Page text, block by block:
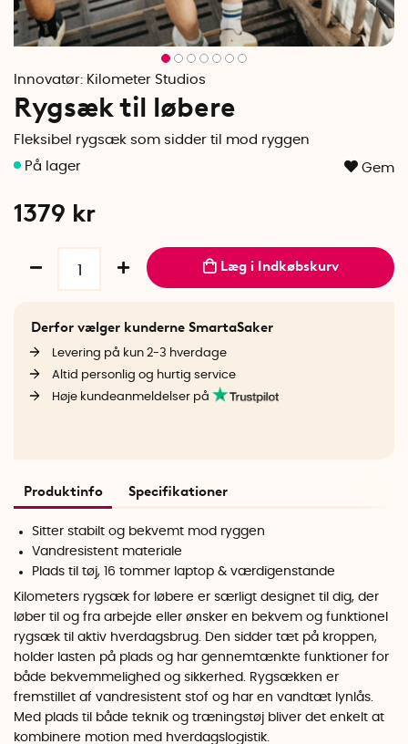
Innovatør: Kilometer Studios
Rygsæk til løbere
Fleksibel rygsæk som sidder til mod ryggen
Gem
1379 kr
Læg i Indkøbskurv
Derfor vælger kunderne SmartaSaker
Levering på kun 2-3 hverdage
Altid personlig og hurtig service
Høje kundeanmeldelser på
Produktinfo Specifikationer
Sitter stabilt og bekvemt mod ryggen
Vandresistent materiale
Plads til tøj, 16 tommer laptop & værdigenstande
Kilometers rygsæk for løbere er særligt designet til dig, der
løber til og fra arbejde eller ønsker en bekvem og funktionel
rygsæk til aktiv hverdagsbrug. Den sidder tæt på kroppen,
holder lasten på plads og har gennemtænkte funktioner for
både bekvemmelighed og sikkerhed. Rygsækken er
fremstillet af vandresistent stof og har en vandtæt lynlås.
Med plads til både teknik og træningstøj bliver det enkelt at
kombinere motion med hverdagslogistik.